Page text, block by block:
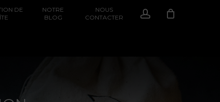
EXPÉRIENCES
DE
NOTRE
BLOG
NOUS
CONTACTER
Compte